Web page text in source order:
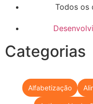
Todos os
Categorias
Alfabetização